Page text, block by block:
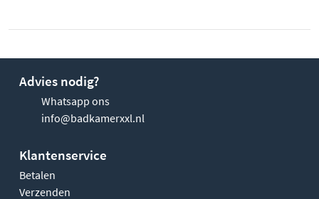
Advies nodig?
Whatsapp ons
info@badkamerxxl.nl
Klantenservice
Betalen
Verzenden